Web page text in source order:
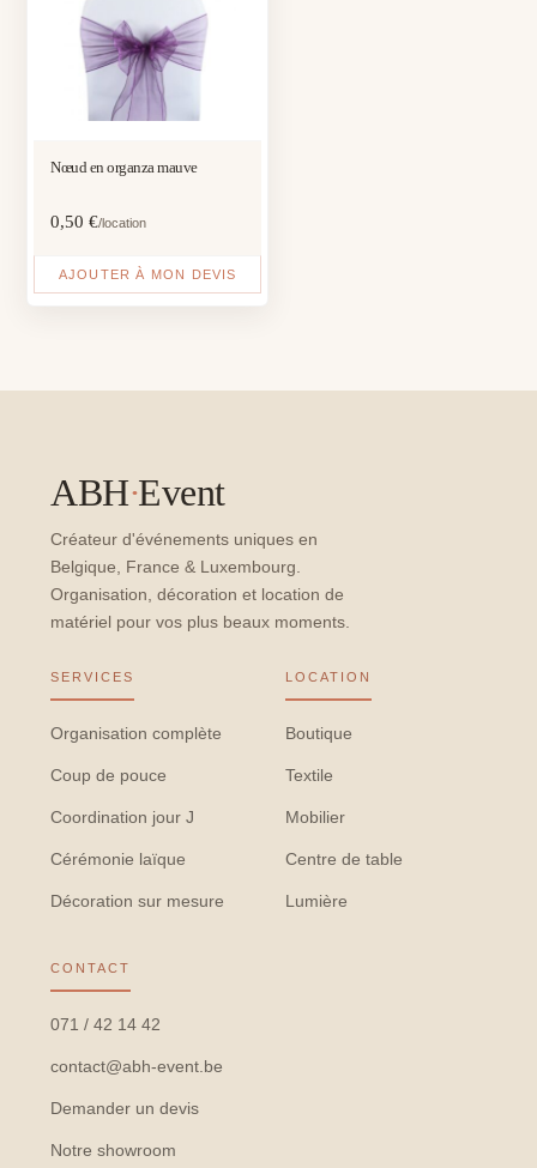
Nœud en organza mauve
0,50€/location
AJOUTER À MON DEVIS
ABH·Event
Créateur d'événements uniques en
Belgique, France & Luxembourg.
Organisation, décoration et location de
matériel pour vos plus beaux moments.
SERVICES
Organisation complète
Coup de pouce
Coordination jour J
Cérémonie laïque
Décoration sur mesure
LOCATION
Boutique
Textile
Mobilier
Centre de table
Lumière
CONTACT
071 / 42 14 42
contact@abh-event.be
Demander un devis
Notre showroom